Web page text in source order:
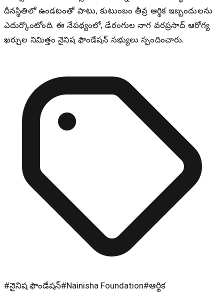
దీనస్థితిలో ఉండటంతో పాటు, కుటుంబం తీవ్ర ఆర్థిక ఇబ్బందులను
ఎదుర్కొంటోంది. ఈ నేపథ్యంలో, డేరంగుల నాగ వరప్రసాద్ ఆరోగ్య
ఖర్చుల నిమిత్తం నైనిష ఫౌండేషన్ సభ్యులు స్పందించారు.
#నైనిష ఫౌండేషన్#Nainisha Foundation#ఆర్థిక